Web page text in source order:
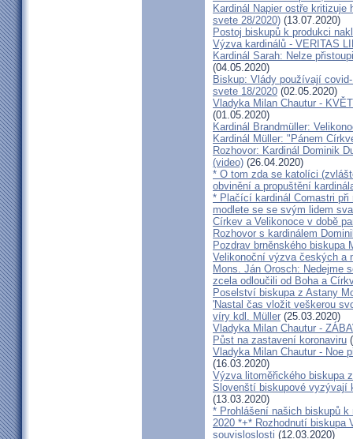
Kardinál Napier ostře
svete 28/2020) (13.07.2020)
Postoj biskupů k produkci
Výzva kardinálů - VERITAS
Kardinál Sarah: Nelze
(04.05.2020)
Biskup: Vlády používají
svete 18/2020 (02.05.2020)
Vladyka Milan Chautur -
(01.05.2020)
Kardinál Brandmüller:
Kardinál Müller: "Pánem
Rozhovor: Kardinál Dominik
(video) (26.04.2020)
* O tom zda se katolíci
obvinění a propuštění
* Plačící kardinál Comastri
modlete se se svým lidem
Církev a Velikonoce v době
Rozhovor s kardinálem
Pozdrav brněnského biskupa
Velikonoční výzva českých a
Mons. Ján Orosch: Nedejme
zcela odloučili od Boha a
Poselství biskupa z Astany
'Nastal čas vložit veškerou
víry kdl. Müller (25.03.2020)
Vladyka Milan Chautur -
Půst na zastavení koronaviru
Vladyka Milan Chautur - Noe
(16.03.2020)
Výzva litoměřického biskupa
Slovenští biskupové vyzývají
(13.03.2020)
* Prohlášení našich biskupů
2020 *+* Rozhodnutí biskupa
souvisloslosti (12.03.2020)